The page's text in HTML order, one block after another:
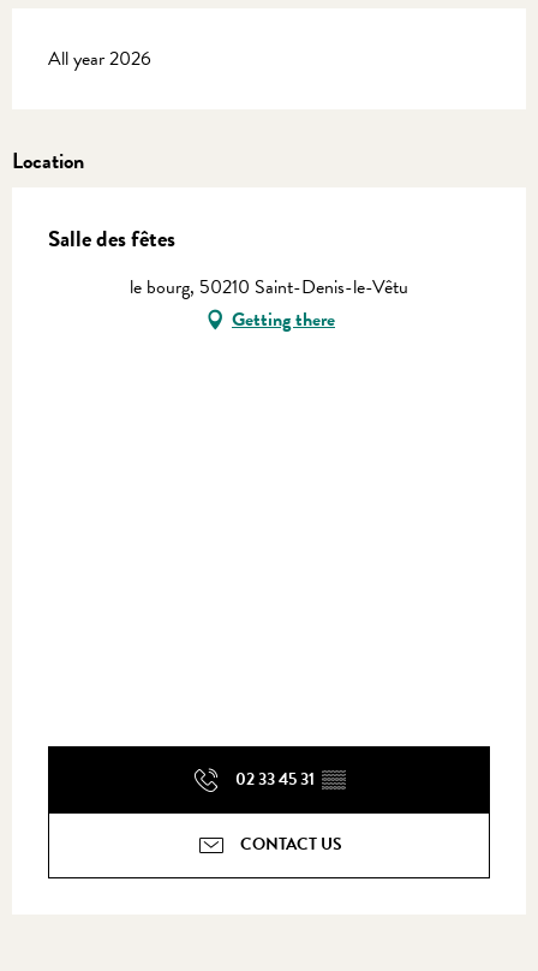
All year 2026
Location
Salle des fêtes
le bourg, 50210 Saint-Denis-le-Vêtu
Getting there
02 33 45 31 ▒▒
CONTACT US